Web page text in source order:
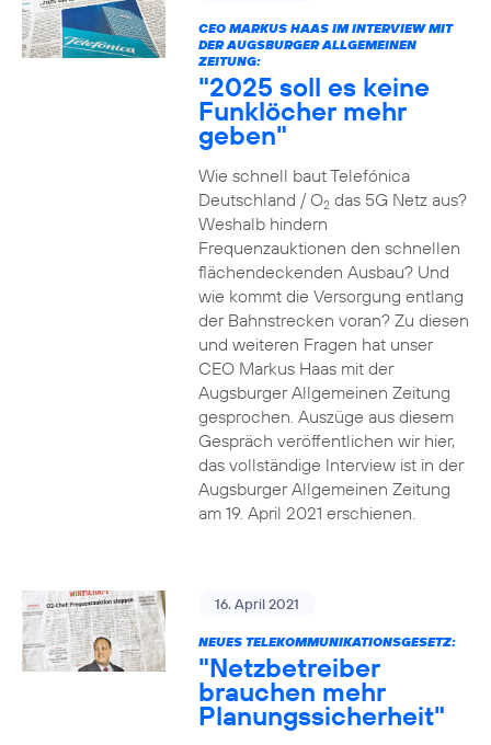
CEO MARKUS HAAS IM INTERVIEW MIT
DER AUGSBURGER ALLGEMEINEN
ZEITUNG:
"2025 soll es keine
Funklöcher mehr
geben"
Wie schnell baut Telefónica
Deutschland / O2das 5G Netz aus?
Weshalb hindern
Frequenzauktionen den schnellen
flächendeckenden Ausbau? Und
wie kommt die Versorgung entlang
der Bahnstrecken voran? Zu diesen
und weiteren Fragen hat unser
CEO Markus Haas mit der
Augsburger Allgemeinen Zeitung
gesprochen. Auszüge aus diesem
Gespräch veröffentlichen wir hier,
das vollständige Interview ist in der
Augsburger Allgemeinen Zeitung
am 19. April 2021 erschienen.
16. April 2021
NEUES TELEKOMMUNIKATIONSGESETZ:
"Netzbetreiber
brauchen mehr
Planungssicherheit"